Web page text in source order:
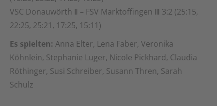
VSC Donauwörth Ⅱ – FSV Marktoffingen Ⅲ 3:2 (25:15,
22:25, 25:21, 17:25, 15:11)
Es spielten: Anna Elter, Lena Faber, Veronika
Köhnlein, Stephanie Luger, Nicole Pickhard, Claudia
Röthinger, Susi Schreiber, Susann Thren, Sarah
Schulz